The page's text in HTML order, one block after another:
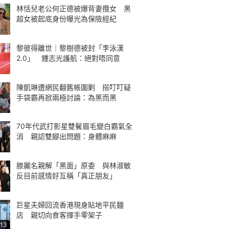
林恬兒老公何正德被爆背妻攬女 黑
超女被起底身份曝光為保險經紀
黎彼得離世｜黎樹德被封「李泳漢
2.0」 鍾志光護航：絕對唔同意
陳凱琳遭網民翻舊帳圍剿 搭叮叮疑
手袋霸再掀兩極討論：為黑而黑
70年代武打影星雙鬢眉毛變白霸氣全
消 親認雙腳出問題：身體麻麻
滕麗名親解「黑面」原委 與林淑敏
反目前感情好互稱「真正朋友」
巨星夫婦回流香港現身貼地平民麵
店 親切向食客揮手零架子